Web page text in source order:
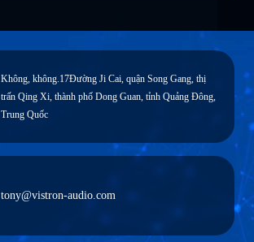
Không, không.17Đường Ji Cai, quận Song Gang, thị
trấn Qing Xi, thành phố Dong Guan, tỉnh Quảng Đông,
Trung Quốc
tony@vistron-audio.com